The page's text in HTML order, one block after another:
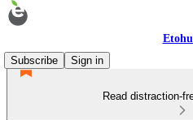
Subscribe
Sign in
Read distraction-